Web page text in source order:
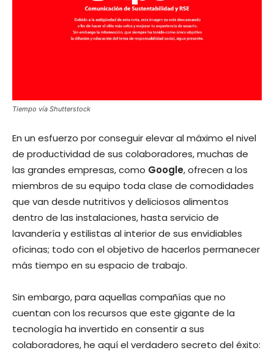
Tiempo vía Shutterstock
En un esfuerzo por conseguir elevar al máximo el nivel
de productividad de sus colaboradores, muchas de
las grandes empresas, como Google, ofrecen a los
miembros de su equipo toda clase de comodidades
que van desde nutritivos y deliciosos alimentos
dentro de las instalaciones, hasta servicio de
lavandería y estilistas al interior de sus envidiables
oficinas; todo con el objetivo de hacerlos permanecer
más tiempo en su espacio de trabajo.
Sin embargo, para aquellas compañías que no
cuentan con los recursos que este gigante de la
tecnología ha invertido en consentir a sus
colaboradores, he aquí el verdadero secreto del éxito: